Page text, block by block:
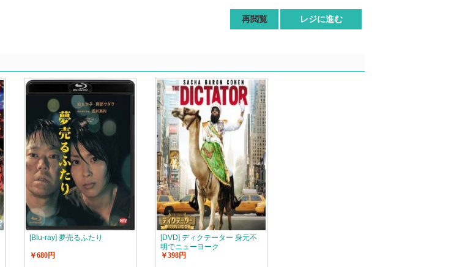
再閲覧 レジに進む
[Blu-ray] 夢売るふたり
￥680円
[DVD] ディクテーター 身元不
明でニューヨーク
￥398円